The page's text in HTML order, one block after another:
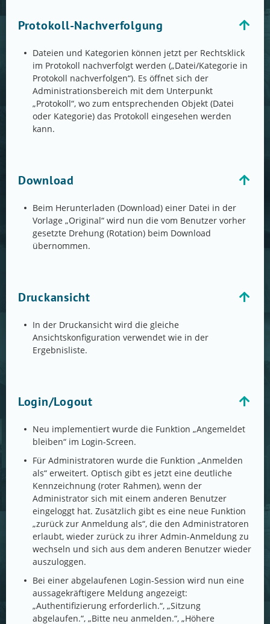
Protokoll-Nachverfolgung
Dateien und Kategorien können jetzt per Rechtsklick
im Protokoll nachverfolgt werden („Datei/Kategorie in
Protokoll nachverfolgen“). Es öffnet sich der
Administrationsbereich mit dem Unterpunkt
„Protokoll“, wo zum entsprechenden Objekt (Datei
oder Kategorie) das Protokoll eingesehen werden
kann.
Download
Beim Herunterladen (Download) einer Datei in der
Vorlage „Original“ wird nun die vom Benutzer vorher
gesetzte Drehung (Rotation) beim Download
übernommen.
Druckansicht
In der Druckansicht wird die gleiche
Ansichtskonfiguration verwendet wie in der
Ergebnisliste.
Login/Logout
Neu implementiert wurde die Funktion „Angemeldet
bleiben“ im Login-Screen.
Für Administratoren wurde die Funktion „Anmelden
als“ erweitert. Optisch gibt es jetzt eine deutliche
Kennzeichnung (roter Rahmen), wenn der
Administrator sich mit einem anderen Benutzer
eingeloggt hat. Zusätzlich gibt es eine neue Funktion
„zurück zur Anmeldung als“, die den Administratoren
erlaubt, wieder zurück zu ihrer Admin-Anmeldung zu
wechseln und sich aus dem anderen Benutzer wieder
auszuloggen.
Bei einer abgelaufenen Login-Session wird nun eine
aussagekräftigere Meldung angezeigt:
„Authentifizierung erforderlich.“, „Sitzung
abgelaufen.“, „Bitte neu anmelden.“, „Höhere